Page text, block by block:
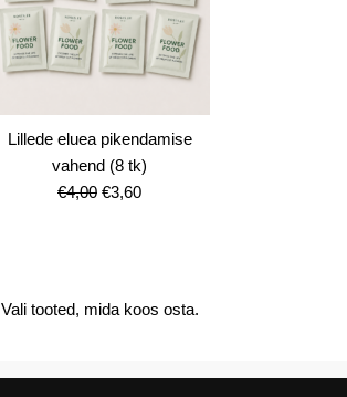
Lillede eluea pikendamise
vahend (8 tk)
€4,00 Algne
€3,60Current
Vali tooted, mida koos osta.